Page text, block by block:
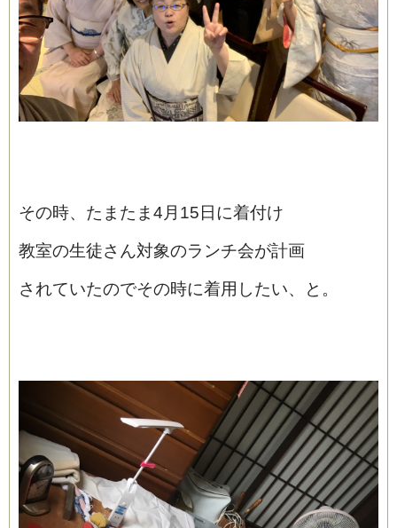
その時、たまたま4月15日に着付け
教室の生徒さん対象のランチ会が計画
されていたのでその時に着用したい、と。